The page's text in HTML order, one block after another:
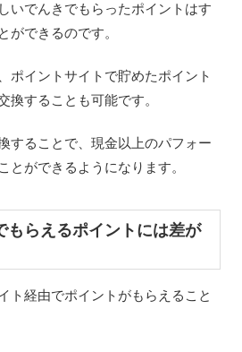
いでんきでもらったポイントはす
ができるのです。
ポイントサイトで貯めたポイント
換することも可能です。
することで、現金以上のパフォー
とができるようになります。
もらえるポイントには差が
ト経由でポイントがもらえること